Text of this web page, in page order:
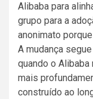
Alibaba para
grupo para a
anonimato
A mudança
quando o Alibaba
mais
construído ao